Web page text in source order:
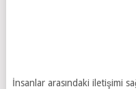
İnsanlar arasındaki iletişimi